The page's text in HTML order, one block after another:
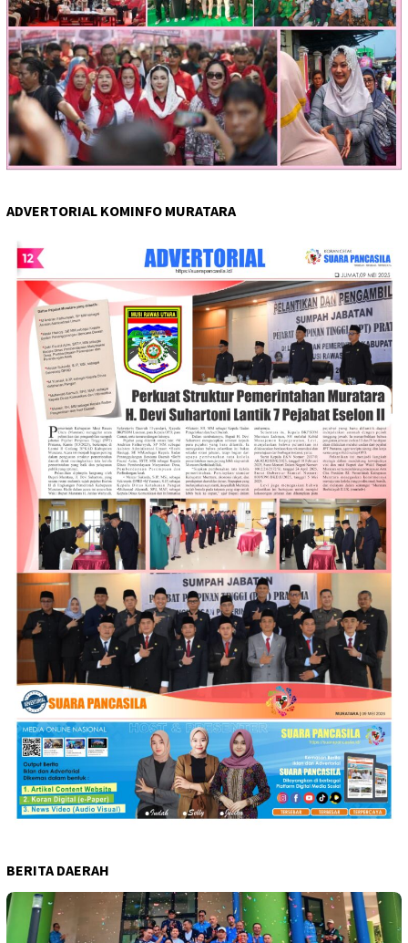
ADVERTORIAL KOMINFO MURATARA
BERITA DAERAH